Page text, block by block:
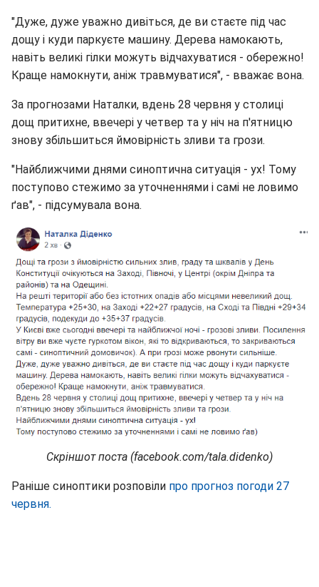
"Дуже, дуже уважно дивіться, де ви стаєте під час
дощу і куди паркуєте машину. Дерева намокають,
навіть великі гілки можуть відчахуватися - обережно!
Краще намокнути, аніж травмуватися", - вважає вона.
За прогнозами Наталки, вдень 28 червня у столиці
дощ притихне, ввечері у четвер та у ніч на п'ятницю
знову збільшиться ймовірність зливи та грози.
"Найближчими днями синоптична ситуація - ух! Тому
поступово стежимо за уточненнями і самі не ловимо
ґав", - підсумувала вона.
Скріншот поста (facebook.com/tala.didenko)
Раніше синоптики розповіли про прогноз погоди 27
червня.